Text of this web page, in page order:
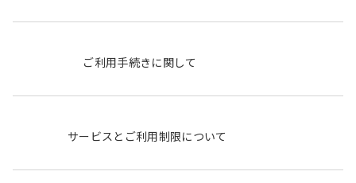
ご利用手続きに関して
サービスとご利用制限について